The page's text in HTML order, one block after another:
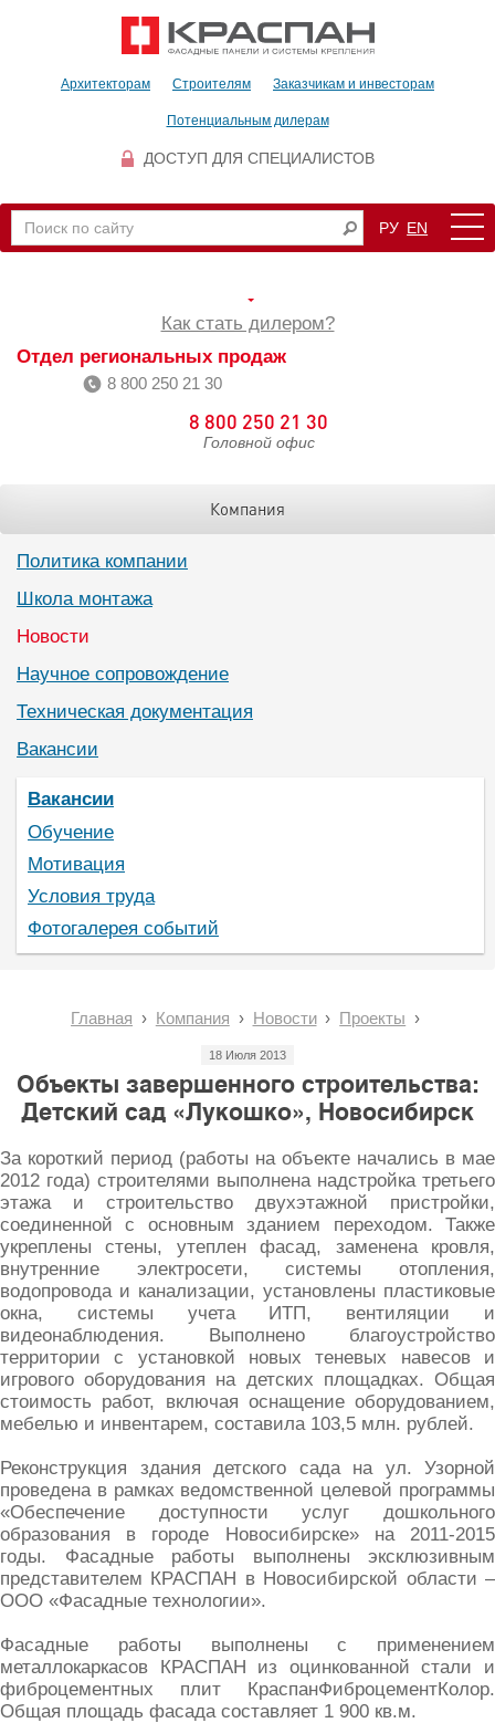
Архитекторам Строителям Заказчикам и инвесторам
Потенциальным дилерам
ДОСТУП ДЛЯ СПЕЦИАЛИСТОВ
РУ EN
Как стать дилером?
Отдел региональных продаж
8 800 250 21 30
8 800 250 21 30
Головной офис
Компания
Политика компании
Школа монтажа
Новости
Научное сопровождение
Техническая документация
Вакансии
Вакансии
Обучение
Мотивация
Условия труда
Фотогалерея событий
Главная Компания Новости Проекты
18 Июля 2013
Объекты завершенного строительства:
Детский сад «Лукошко», Новосибирск
За короткий период (работы на объекте начались в мае
2012 года) строителями выполнена надстройка третьего
этажа и строительство двухэтажной пристройки,
соединенной с основным зданием переходом. Также
укреплены стены, утеплен фасад, заменена кровля,
внутренние электросети, системы отопления,
водопровода и канализации, установлены пластиковые
окна, системы учета ИТП, вентиляции и
видеонаблюдения. Выполнено благоустройство
территории с установкой новых теневых навесов и
игрового оборудования на детских площадках. Общая
стоимость работ, включая оснащение оборудованием,
мебелью и инвентарем, составила 103,5 млн. рублей.
Реконструкция здания детского сада на ул. Узорной
проведена в рамках ведомственной целевой программы
«Обеспечение доступности услуг дошкольного
образования в городе Новосибирске» на 2011-2015
годы. Фасадные работы выполнены эксклюзивным
представителем КРАСПАН в Новосибирской области –
ООО «Фасадные технологии».
Фасадные работы выполнены с применением
металлокаркасов КРАСПАН из оцинкованной стали и
фиброцементных плит КраспанФиброцементКолор.
Общая площадь фасада составляет 1 900 кв.м.